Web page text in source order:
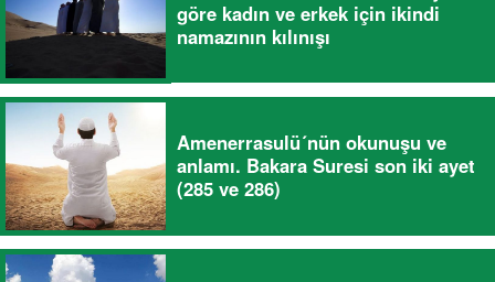
göre kadın ve erkek için ikindi
namazının kılınışı
Amenerrasulü´nün okunuşu ve
anlamı. Bakara Suresi son iki ayet
(285 ve 286)